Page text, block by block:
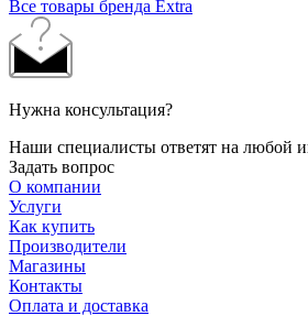
Все товары бренда Extra
Нужна консультация?
Наши специалисты ответят на любой
Задать вопрос
О компании
Услуги
Как купить
Производители
Магазины
Контакты
Оплата и доставка